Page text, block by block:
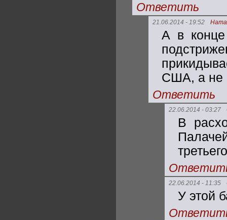
Ответить
21.06.2014 - 19:52
А в конце
США, а не
Ответить
22.06.2014 - 03:27
В
22.06.2014 - 11:35
У этой